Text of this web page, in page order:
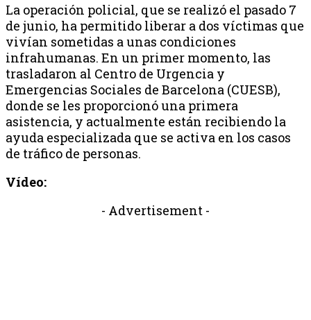
La operación policial, que se realizó el pasado 7
de junio, ha permitido liberar a dos víctimas que
vivían sometidas a unas condiciones
infrahumanas. En un primer momento, las
trasladaron al Centro de Urgencia y
Emergencias Sociales de Barcelona (CUESB),
donde se les proporcionó una primera
asistencia, y actualmente están recibiendo la
ayuda especializada que se activa en los casos
de tráfico de personas.
Vídeo:
- Advertisement -